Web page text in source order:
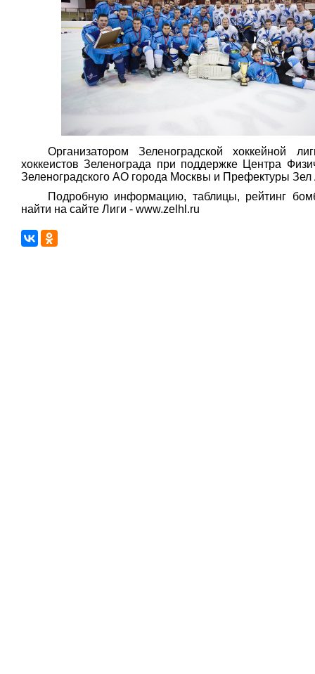
Организатором Зеленоградской хоккейной
хоккеистов Зеленограда при поддержке Центра
Зеленоградского АО города Москвы и Префектуры
Подробную информацию, таблицы, рейтинг
найти на сайте Лиги - www.zelhl.ru